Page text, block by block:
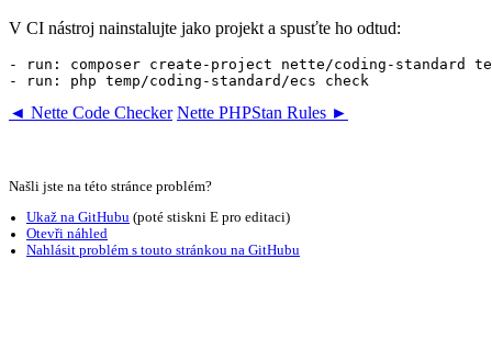
V CI nástroj nainstalujte jako projekt a spusťte ho odtud:
- run: composer create-project nette/coding-standard
◄ Nette Code Checker Nette PHPStan Rules ►